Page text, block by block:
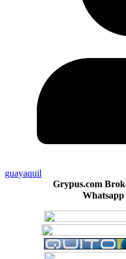
guayaquil
Grypus.com
Whatsapp